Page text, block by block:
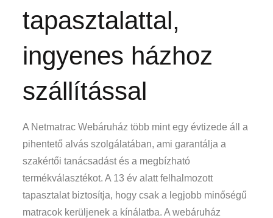
tapasztalattal,
ingyenes házhoz
szállítással
A Netmatrac Webáruház több mint egy évtizede áll a
pihentető alvás szolgálatában, ami garantálja a
szakértői tanácsadást és a megbízható
termékválasztékot. A 13 év alatt felhalmozott
tapasztalat biztosítja, hogy csak a legjobb minőségű
matracok kerüljenek a kínálatba. A webáruház